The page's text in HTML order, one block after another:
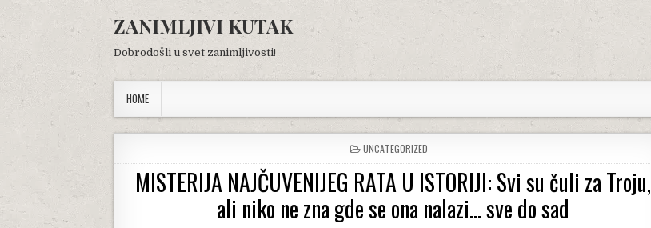
content
ZANIMLJIVI KUTAK
Dobrodošli u svet zanimljivosti!
HOME
POSTED
IN
UNCATEGORIZED
MISTERIJA NAJČUVENIJEG RATA U ISTORIJI: Svi su čuli za Troju,
ali niko ne zna gde se ona nalazi… sve do sad